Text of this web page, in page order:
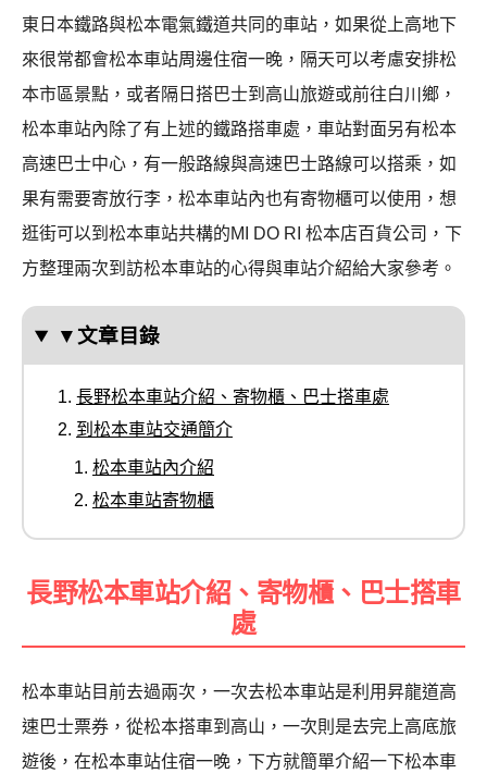
東日本鐵路與松本電氣鐵道共同的車站，如果從上高地下
來很常都會松本車站周邊住宿一晚，隔天可以考慮安排松
本市區景點，或者隔日搭巴士到高山旅遊或前往白川鄉，
松本車站內除了有上述的鐵路搭車處，車站對面另有松本
高速巴士中心，有一般路線與高速巴士路線可以搭乘，如
果有需要寄放行李，松本車站內也有寄物櫃可以使用，想
逛街可以到松本車站共構的MI DO RI 松本店百貨公司，下
方整理兩次到訪松本車站的心得與車站介紹給大家參考。
▼文章目錄
長野松本車站介紹、寄物櫃、巴士搭車處
到松本車站交通簡介
松本車站內介紹
松本車站寄物櫃
長野松本車站介紹、寄物櫃、巴士搭車
處
松本車站目前去過兩次，一次去松本車站是利用昇龍道高
速巴士票券，從松本搭車到高山，一次則是去完上高底旅
遊後，在松本車站住宿一晚，下方就簡單介紹一下松本車